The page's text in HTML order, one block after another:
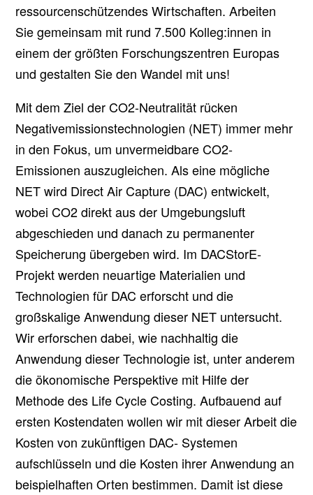
ressourcenschützendes Wirtschaften. Arbeiten
Sie gemeinsam mit rund 7.500 Kolleg:innen in
einem der größten Forschungszentren Europas
und gestalten Sie den Wandel mit uns!
Mit dem Ziel der CO2-Neutralität rücken
Negativemissionstechnologien (NET) immer mehr
in den Fokus, um unvermeidbare CO2-
Emissionen auszugleichen. Als eine mögliche
NET wird Direct Air Capture (DAC) entwickelt,
wobei CO2 direkt aus der Umgebungsluft
abgeschieden und danach zu permanenter
Speicherung übergeben wird. Im DACStorE-
Projekt werden neuartige Materialien und
Technologien für DAC erforscht und die
großskalige Anwendung dieser NET untersucht.
Wir erforschen dabei, wie nachhaltig die
Anwendung dieser Technologie ist, unter anderem
die ökonomische Perspektive mit Hilfe der
Methode des Life Cycle Costing. Aufbauend auf
ersten Kostendaten wollen wir mit dieser Arbeit die
Kosten von zukünftigen DAC- Systemen
aufschlüsseln und die Kosten ihrer Anwendung an
beispielhaften Orten bestimmen. Damit ist diese